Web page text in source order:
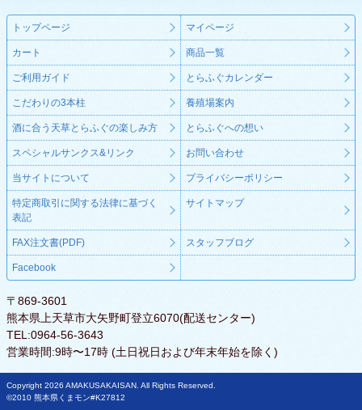
トップページ マイページ
カート 商品一覧
ご利用ガイド とらふぐカレンダー
こだわりの3本柱 養殖場案内
酒に合う天草とらふぐの楽しみ方 とらふぐへの想い
スペシャルサンクス&リンク お問い合わせ
当サイトについて プライバシーポリシー
特定商取引に関する法律に基づく
表記
サイトマップ
FAX注文書(PDF) スタッフブログ
Facebook
〒869-3601
熊本県上天草市大矢野町登立6070(配送センター)
TEL:0964-56-3643
営業時間:9時〜17時 (土日祝日および年末年始を除く)
Copyright 2026 AMAKUSAKAISAN. All Rights Reserved.
©2010 熊本県くまモン#K27812